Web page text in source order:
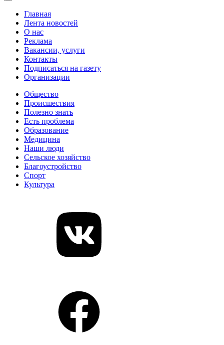
Главная
Лента новостей
О нас
Реклама
Вакансии, услуги
Контакты
Подписаться на газету
Организации
Общество
Происшествия
Полезно знать
Есть проблема
Образование
Медицина
Наши люди
Сельское хозяйство
Благоустройство
Спорт
Культура